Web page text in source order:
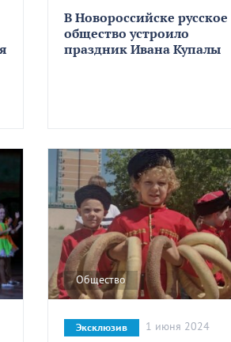
В Новороссийске русское
общество устроило
праздник Ивана Купалы
Общество
Эксклюзив 1 июня 2024